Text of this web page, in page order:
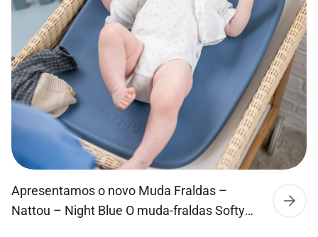
Apresentamos o novo Muda Fraldas –
Nattou – Night Blue O muda-fraldas Softy